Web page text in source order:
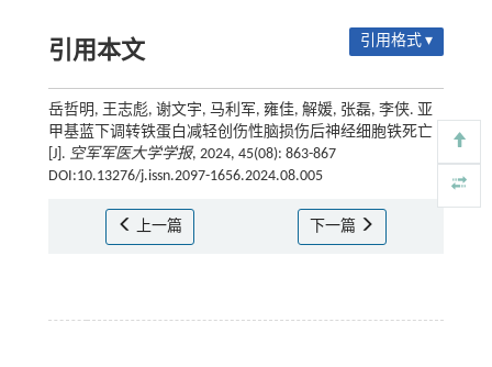
引用本文 引用格式 ▾
岳哲明, 王志彪, 谢文宇, 马利军, 雍佳, 解媛, 张磊, 李侠. 亚
甲基蓝下调转铁蛋白减轻创伤性脑损伤后神经细胞铁死亡
[J]. 空军军医大学学报, 2024, 45(08): 863-867
DOI:10.13276/j.issn.2097-1656.2024.08.005
上一篇 下一篇